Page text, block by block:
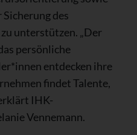
des
unterstützen. „Der
persönliche
entdecken ihre
findet Talente,
IHK-
Vennemann.